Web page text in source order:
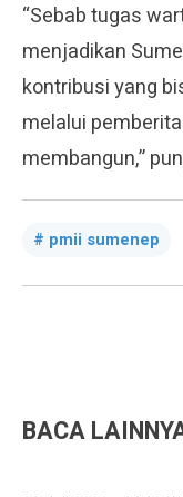
“Sebab tugas
menjadikan
kontribusi yang
melalui
membangun,”
pmii sumenep
BACA